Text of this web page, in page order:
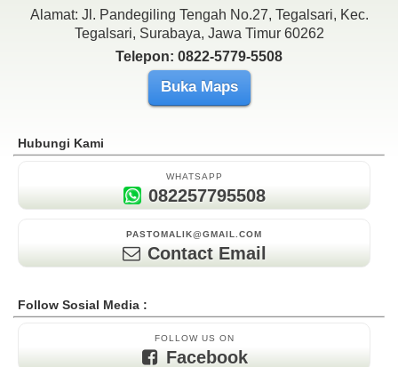
Alamat: Jl. Pandegiling Tengah No.27, Tegalsari, Kec.
Tegalsari, Surabaya, Jawa Timur 60262
Telepon: 0822-5779-5508
Buka Maps
Hubungi Kami
WHATSAPP
082257795508
PASTOMALIK@GMAIL.COM
Contact Email
Follow Sosial Media :
FOLLOW US ON
Facebook